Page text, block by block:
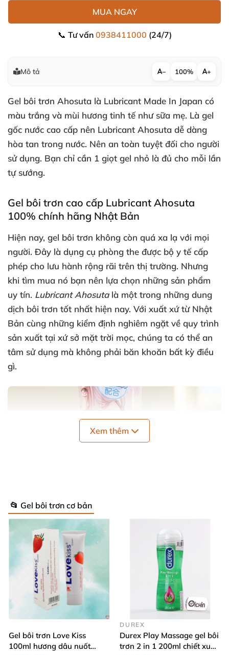
MUA NGAY
📞 Tư vấn 0938411000 (24/7)
Mô tả − 100% +
Gel bôi trơn Ahosuta là Lubricant Made In Japan có
màu trắng và mùi hương tinh tế như sữa mẹ. Là gel
gốc nước cao cấp nên Lubricant Ahosuta dễ dàng
hòa tan trong nước. Nên an toàn tuyệt đối cho người
sử dụng. Bạn chỉ cần 1 giọt gel nhỏ là đủ cho mỗi lần
tự sướng.
Gel bôi trơn cao cấp Lubricant Ahosuta
100% chính hãng Nhật Bản
Hiện nay, gel bôi trơn không còn quá xa lạ với mọi
người. Đây là dụng cụ phòng the được bộ y tế cấp
phép cho lưu hành rộng rãi trên thị trường. Nhưng
khi tìm mua nó bạn nên lựa chọn những sản phẩm
uy tín. Lubricant Ahosutalà một trong những dung
dịch bôi trơn tốt nhất hiện nay. Với xuất xứ từ Nhật
Bản cùng những kiểm định nghiêm ngặt về quy trình
sản xuất tại xứ sở mặt trời mọc, chúng ta có thể an
tâm sử dụng mà không phải băn khoăn bất kỳ điều
gì.
Lubricant Ahosuta made in japan
Lubricant Ahosuta dạng sữa mẹ, bôi trơn
Xem thêm
📂 Gel bôi trơn cơ bản
Gel bôi trơn Love Kiss
100ml hương dâu nuốt
DUREX
Durex Play Massage gel bôi
trơn 2 in 1 200ml chiết xuất